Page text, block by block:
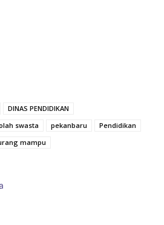
DINAS PENDIDIKAN
swasta pekanbaru
Pendidikan
mampu